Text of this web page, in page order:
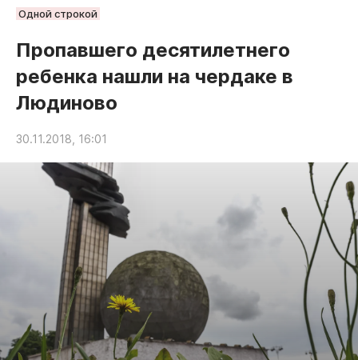
РУБРИКИ
Новости компаний
Статьи
Народные новости
Авто и транспорт
Благоустройство
Криминал
Культура
Недвижимость и ЖКХ
Образование
Общество
Погода
Праздники
Происшествия
Одной строкой
Пропавшего десятилетнего
ребенка нашли на чердаке в
Людиново
30.11.2018, 16:01